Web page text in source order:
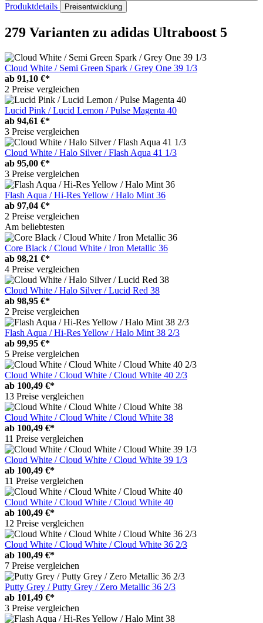
Produktdetails Preisentwicklung
279 Varianten zu adidas Ultraboost 5
Cloud White / Semi Green Spark / Grey One 39 1/3
ab 91,10 €*
2 Preise vergleichen
Lucid Pink / Lucid Lemon / Pulse Magenta 40
ab 94,61 €*
3 Preise vergleichen
Cloud White / Halo Silver / Flash Aqua 41 1/3
ab 95,00 €*
3 Preise vergleichen
Flash Aqua / Hi-Res Yellow / Halo Mint 36
ab 97,04 €*
2 Preise vergleichen
Am beliebtesten
Core Black / Cloud White / Iron Metallic 36
ab 98,21 €*
4 Preise vergleichen
Cloud White / Halo Silver / Lucid Red 38
ab 98,95 €*
2 Preise vergleichen
Flash Aqua / Hi-Res Yellow / Halo Mint 38 2/3
ab 99,95 €*
5 Preise vergleichen
Cloud White / Cloud White / Cloud White 40 2/3
ab 100,49 €*
13 Preise vergleichen
Cloud White / Cloud White / Cloud White 38
ab 100,49 €*
11 Preise vergleichen
Cloud White / Cloud White / Cloud White 39 1/3
ab 100,49 €*
11 Preise vergleichen
Cloud White / Cloud White / Cloud White 40
ab 100,49 €*
12 Preise vergleichen
Cloud White / Cloud White / Cloud White 36 2/3
ab 100,49 €*
7 Preise vergleichen
Putty Grey / Putty Grey / Zero Metallic 36 2/3
ab 101,49 €*
3 Preise vergleichen